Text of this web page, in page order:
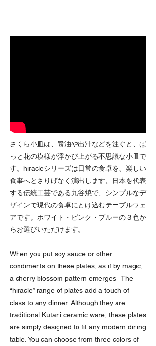
さくら小皿は、醤油や出汁などを注ぐと、ぱ
っと花の模様が浮かび上がる不思議な小皿で
す。hiracleシリーズは日常の食卓を、楽しい
食事へとさりげなく演出します。日本を代表
する伝統工芸である九谷焼で、シンプルなデ
ザインで現代の食卓にとけ込むテーブルウェ
アです。ホワイト・ピンク・ブルーの３色か
らお選びいただけます。
When you put soy sauce or other
condiments on these plates, as if by magic,
a cherry blossom pattern emerges. The
“hiracle” range of plates add a touch of
class to any dinner. Although they are
traditional Kutani ceramic ware, these plates
are simply designed to fit any modern dining
table. You can choose from three colors of